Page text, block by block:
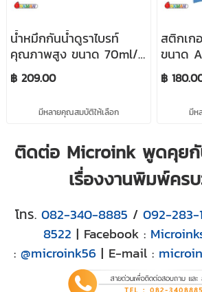
น้ำหมึกกันน้ำดูราไบรท์
คุณภาพสูง ขนาด 70ml/
ขวด INKMAN Durabrite
Ink
฿ 209.00
มีหลายคุณสมบัติให้เลือก
สติกเก
ขนาด
/ A3
Glossy
฿
มีห
ติดต่อ Microink พูดคุย
เรื่องงานพิมพ์คร
โทร. 082-340-8885 / 092-283-
8522 | Facebook :
: @microink56 | E-mail :